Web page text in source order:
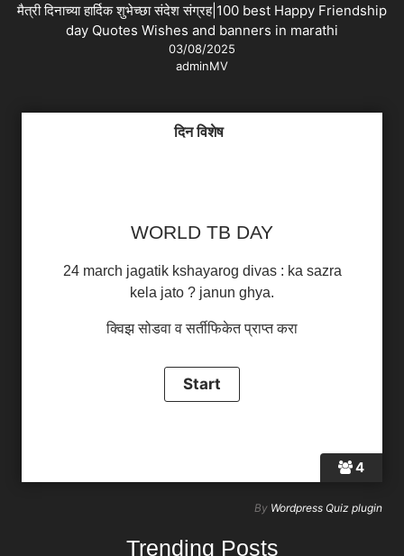
मैत्री दिनाच्या हार्दिक शुभेच्छा संदेश संग्रह|100 best Happy Friendship
day Quotes Wishes and banners in marathi
03/08/2025
adminMV
4
दिन विशेष
WORLD TB DAY
24 march jagatik kshayarog divas : ka sazra
kela jato ? janun ghya.
क्विझ सोडवा व सर्तीफिकेत प्राप्त करा
By Wordpress Quiz plugin
Trending Posts